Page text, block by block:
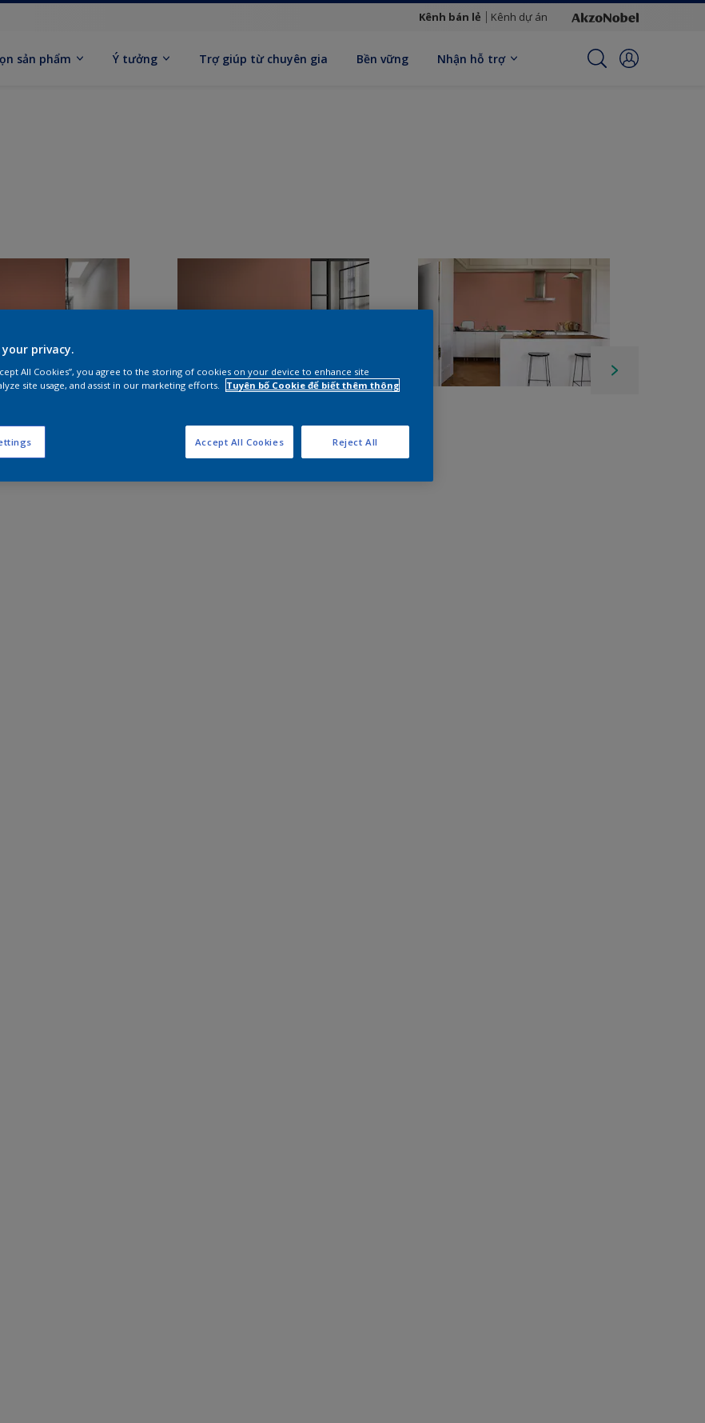
Kênh bán lẻ Kênh dự án
sản phẩm Ý tưởng Trợ giúp từ chuyên gia Bền vững Nhận hỗ trợ
privacy.
All Cookies”, you agree to the storing of cookies on your device to enhance site
site usage, and assist in our marketing efforts.
Tuyên bố Cookie để biết thêm thông
Reject All
Accept All Cookies